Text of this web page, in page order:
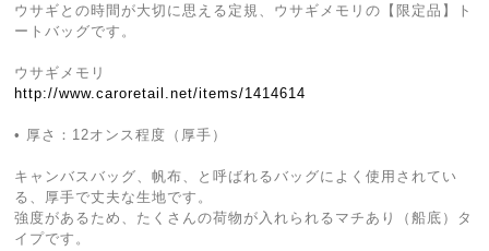
ウサギとの時間が大切に思える定規、ウサギメモリの【限定品】ト
ートバッグです。
ウサギメモリ
http://www.caroretail.net/items/1414614
• 厚さ：12オンス程度（厚手）
キャンバスバッグ、帆布、と呼ばれるバッグによく使用されてい
る、厚手で丈夫な生地です。
強度があるため、たくさんの荷物が入れられるマチあり（船底）タ
イプです。